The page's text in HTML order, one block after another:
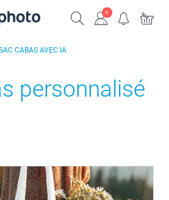
CABAS AVEC IA
personnalisé